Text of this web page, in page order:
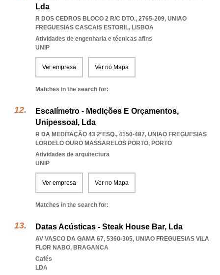
Lda
R DOS CEDROS BLOCO 2 R/C DTO., 2765-209, UNIAO
FREGUESIAS CASCAIS ESTORIL, LISBOA
Atividades de engenharia e técnicas afins
UNIP
Ver empresa Ver no Mapa
Matches in the search for:
Escalímetro - Medições E Orçamentos,
Unipessoal, Lda
R DA MEDITAÇÃO 43 2ºESQ., 4150-487, UNIAO FREGUESIAS
LORDELO OURO MASSARELOS PORTO, PORTO
Atividades de arquitectura
UNIP
Ver empresa Ver no Mapa
Matches in the search for:
Datas Acústicas - Steak House Bar, Lda
AV VASCO DA GAMA 67, 5360-305, UNIAO FREGUESIAS VILA
FLOR NABO, BRAGANCA
Cafés
LDA